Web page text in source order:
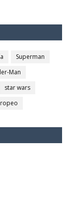
Superman
Man
star wars